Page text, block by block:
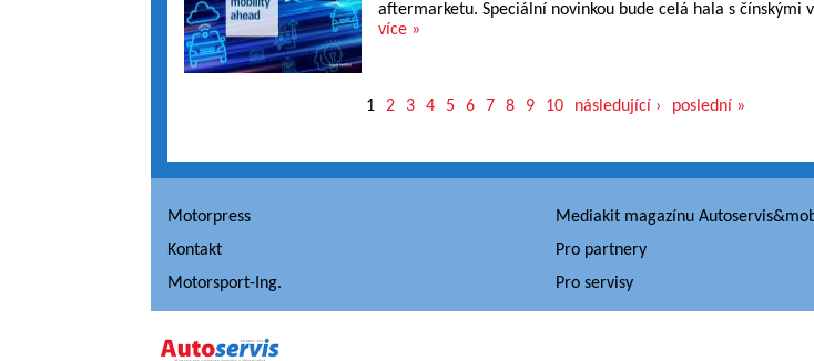
aftermarketu. Speciální novinkou bude celá hala s čínskými
více »
1 2 3 4 5 6 7 8 9 10 následující › poslední »
Motorpress Mediakit magazínu
Kontakt
Pro partnery
Motorsport-Ing.
Pro servisy